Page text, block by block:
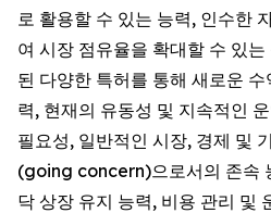
로 활용할 수 있는 능력, 인수한
여 시장 점유율을 확대할 수 있
된 다양한 특허를 통해 새로운
력, 현재의 유동성 및 지속적인
필요성, 일반적인 시장, 경제 및
(going concern)으로서의 존속
닥 상장 유지 능력, 비용 관리 및